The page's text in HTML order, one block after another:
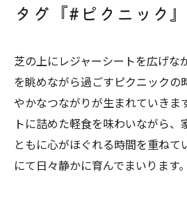
タグ『#ピクニック
芝の上にレジャーシートを広げな
を眺めながら過ごすピクニックの
やかなつながりが生まれていきま
トに詰めた軽食を味わいながら、
ともに心がほぐれる時間を重ねて
にて日々静かに育んでまいります。